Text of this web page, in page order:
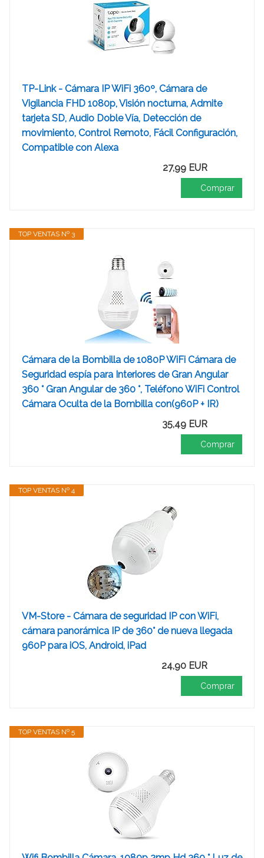
TP-Link - Cámara IP WiFi 360º, Cámara de
Vigilancia FHD 1080p, Visión nocturna, Admite
tarjeta SD, Audio Doble Vía, Detección de
movimiento, Control Remoto, Fácil Configuración,
Compatible con Alexa
27,99 EUR
Comprar
TOP VENTAS Nº 3
Cámara de la Bombilla de 1080P WiFi Cámara de
Seguridad espía para Interiores de Gran Angular
360 ° Gran Angular de 360 °, Teléfono WiFi Control
Cámara Oculta de la Bombilla con(960P + IR)
35,49 EUR
Comprar
TOP VENTAS Nº 4
VM-Store - Cámara de seguridad IP con WiFi,
cámara panorámica IP de 360° de nueva llegada
960P para iOS, Android, iPad
24,90 EUR
Comprar
TOP VENTAS Nº 5